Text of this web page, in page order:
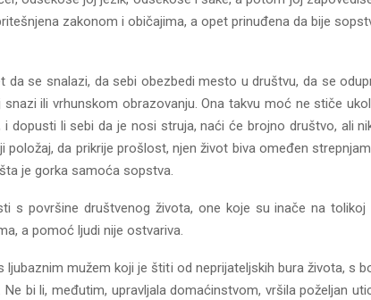
zakonom i običajima, a opet prinuđena da bije
da se snalazi, da sebi obezbedi mesto u društvu, da se
ili vrhunskom obrazovanju. Ona takvu moć ne stiče
dopusti li sebi da je nosi struja, naći će brojno društvo, ali
položaj, da prikrije prošlost, njen život biva omeđen
je gorka samoća sopstva.
s površine društvenog života, one koje su inače na
a pomoć ljudi nije ostvariva.
ljubaznim mužem koji je štiti od neprijateljskih bura života, s
bi li, međutim, upravljala domaćinstvom, vršila poželjan